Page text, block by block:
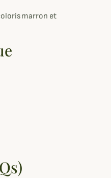
marron et